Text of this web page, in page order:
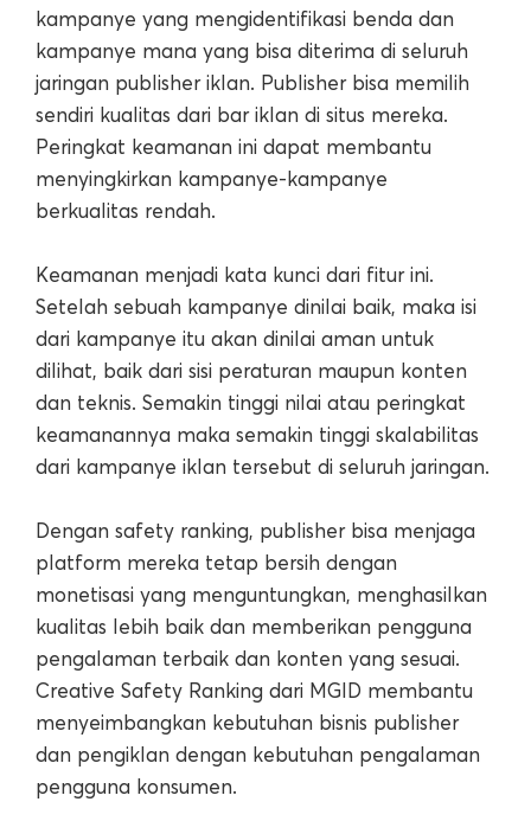
kampanye yang mengidentifikasi benda dan
kampanye mana yang bisa diterima di seluruh
jaringan publisher iklan. Publisher bisa memilih
sendiri kualitas dari bar iklan di situs mereka.
Peringkat keamanan ini dapat membantu
menyingkirkan kampanye-kampanye
berkualitas rendah.
Keamanan menjadi kata kunci dari fitur ini.
Setelah sebuah kampanye dinilai baik, maka isi
dari kampanye itu akan dinilai aman untuk
dilihat, baik dari sisi peraturan maupun konten
dan teknis. Semakin tinggi nilai atau peringkat
keamanannya maka semakin tinggi skalabilitas
dari kampanye iklan tersebut di seluruh jaringan.
Dengan safety ranking, publisher bisa menjaga
platform mereka tetap bersih dengan
monetisasi yang menguntungkan, menghasilkan
kualitas lebih baik dan memberikan pengguna
pengalaman terbaik dan konten yang sesuai.
Creative Safety Ranking dari MGID membantu
menyeimbangkan kebutuhan bisnis publisher
dan pengiklan dengan kebutuhan pengalaman
pengguna konsumen.